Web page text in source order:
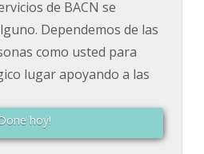
de BACN se
Dependemos de las
como usted para
lugar apoyando a las
Done hoy!